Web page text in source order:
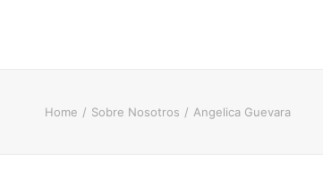
Home Sobre Nosotros Angelica Guevara